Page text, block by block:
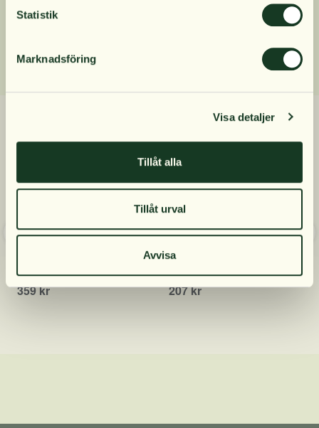
Statistik
Marknadsföring
Visa detaljer
Tillåt alla
Tillåt urval
Avvisa
Relaterade produkter
90 kapslar
359 kr
BioCare Adreno Komplex
207 kr
endast privatpersoner och nya prenumeranter.
Nej, tack